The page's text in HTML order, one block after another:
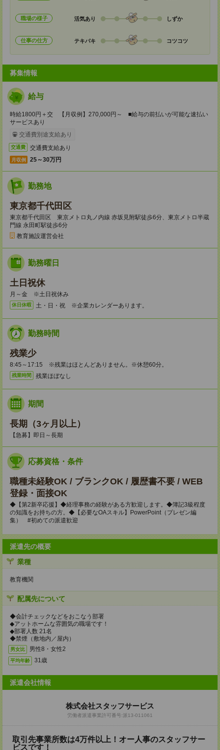
職場の様子 活気あり しずか
仕事の仕方 テキパキ コツコツ
募集情報
給与
時給1800円＋交 【月収例】270,000円～ ■給与の前払いが可能な速払い
サービスあり
交通費別途支給あり
交通費 交通費支給あり
月収例 25～30万円
勤務地
東京都千代田区
東京都千代田区 東京メトロ丸ノ内線 赤坂見附駅徒歩6分、東京メトロ半蔵
門線 永田町駅徒歩6分
教育施設運営会社
勤務曜日
土日祝休
月～金 ※土日祝休み
休日休暇 土・日・祝 ※企業カレンダーあります。
勤務時間
残業少
8:45～17:15 ※残業はほとんどありません。※休憩60分。
残業時間 残業ほぼなし
期間
長期（3ヶ月以上）
【急募】即日～長期
応募資格・条件
職種未経験OK / ブランクOK / 履歴書不要 / WEB
登録・面接OK
◆【第2新卒応援】◆経理事務の経験がある方歓迎します。◆簿記3級程度
の知識をお持ちの方。◆【必要なOAスキル】PowerPoint（プレゼン編
集） #初めての派遣歓迎
派遣先の概要
業種
教育機関
配属先について
◆会計チェックなどをおこなう部署
◆アットホームな雰囲気の職場です！
◆部署人数 21名
◆禁煙（敷地内／屋内）
男女比 男性8・女性2
平均年齢 31歳
派遣会社情報
株式会社スタッフサービス
労働者派遣事業許可番号:派13-011061
取引先事業所数は4万件以上！オー人事のスタッフサー
ビスです！